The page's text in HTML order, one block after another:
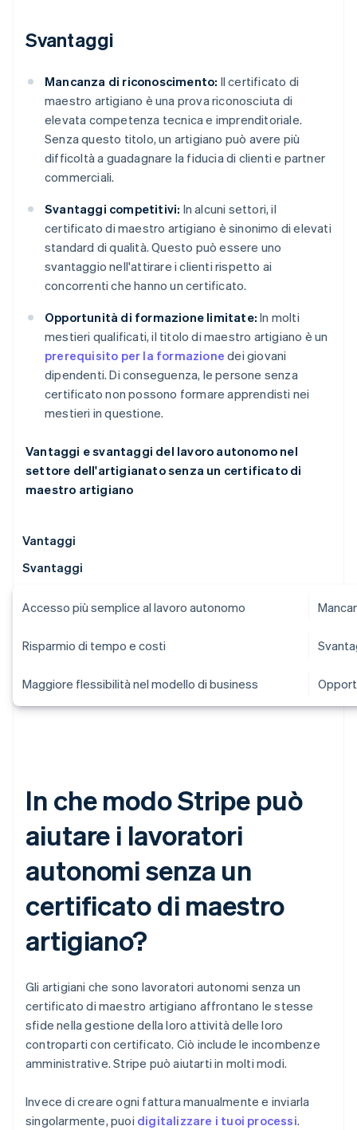
Svantaggi
Mancanza di riconoscimento: Il certificato di
maestro artigiano è una prova riconosciuta di
elevata competenza tecnica e imprenditoriale.
Senza questo titolo, un artigiano può avere più
difficoltà a guadagnare la fiducia di clienti e partner
commerciali.
Svantaggi competitivi: In alcuni settori, il
certificato di maestro artigiano è sinonimo di elevati
standard di qualità. Questo può essere uno
svantaggio nell'attirare i clienti rispetto ai
concorrenti che hanno un certificato.
Opportunità di formazione limitate: In molti
mestieri qualificati, il titolo di maestro artigiano è un
prerequisito per la formazione dei giovani
dipendenti. Di conseguenza, le persone senza
certificato non possono formare apprendisti nei
mestieri in questione.
Vantaggi e svantaggi del lavoro autonomo nel
settore dell'artigianato senza un certificato di
maestro artigiano
Vantaggi
Svantaggi
Accesso più semplice al lavoro autonomo
Risparmio di tempo e costi
Maggiore flessibilità nel modello di business
In che modo Stripe può
aiutare i lavoratori
autonomi senza un
certificato di maestro
artigiano?
Gli artigiani che sono lavoratori autonomi senza un
certificato di maestro artigiano affrontano le stesse
sfide nella gestione della loro attività delle loro
controparti con certificato. Ciò include le incombenze
amministrative. Stripe può aiutarti in molti modi.
Invece di creare ogni fattura manualmente e inviarla
singolarmente, puoi digitalizzare i tuoi processi.